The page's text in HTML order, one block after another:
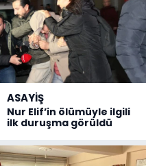
ASAYİŞ
Nur Elif’in ölümüyle ilgili
ilk duruşma görüldü